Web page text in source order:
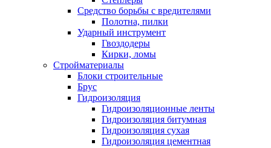
Средство борьбы с вредителями
Полотна, пилки
Ударный инструмент
Гвоздодеры
Кирки, ломы
Стройматериалы
Блоки строительные
Брус
Гидроизоляция
Гидроизоляционные ленты
Гидроизоляция битумная
Гидроизоляция сухая
Гидроизоляция цементная